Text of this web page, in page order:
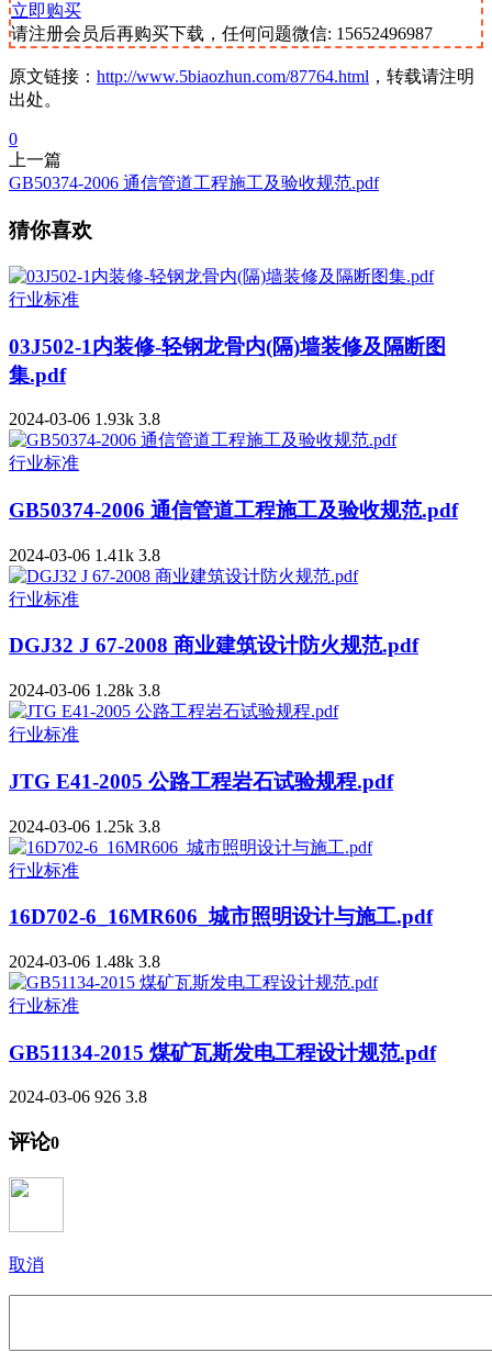
立即购买
请注册会员后再购买下载，任何问题微信: 15652496987
原文链接： http://www.5biaozhun.com/87764.html ，转载请注明
出处。
0
上一篇
GB50374-2006 通信管道工程施工及验收规范.pdf
猜你喜欢
行业标准
03J502-1内装修-轻钢龙骨内(隔)墙装修及隔断图
集.pdf
2024-03-06 1.93k 3.8
行业标准
GB50374-2006 通信管道工程施工及验收规范.pdf
2024-03-06 1.41k 3.8
行业标准
DGJ32 J 67-2008 商业建筑设计防火规范.pdf
2024-03-06 1.28k 3.8
行业标准
JTG E41-2005 公路工程岩石试验规程.pdf
2024-03-06 1.25k 3.8
行业标准
16D702-6_16MR606_城市照明设计与施工.pdf
2024-03-06 1.48k 3.8
行业标准
GB51134-2015 煤矿瓦斯发电工程设计规范.pdf
2024-03-06 926 3.8
评论0
取消